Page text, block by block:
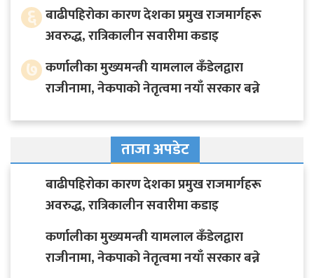
६ बाढीपहिरोका कारण देशका प्रमुख राजमार्गहरू
अवरुद्ध, रात्रिकालीन सवारीमा कडाइ
७ कर्णालीका मुख्यमन्त्री यामलाल कँडेलद्वारा
राजीनामा, नेकपाको नेतृत्वमा नयाँ सरकार बन्ने
ताजा अपडेट
बाढीपहिरोका कारण देशका प्रमुख राजमार्गहरू
अवरुद्ध, रात्रिकालीन सवारीमा कडाइ
कर्णालीका मुख्यमन्त्री यामलाल कँडेलद्वारा
राजीनामा, नेकपाको नेतृत्वमा नयाँ सरकार बन्ने